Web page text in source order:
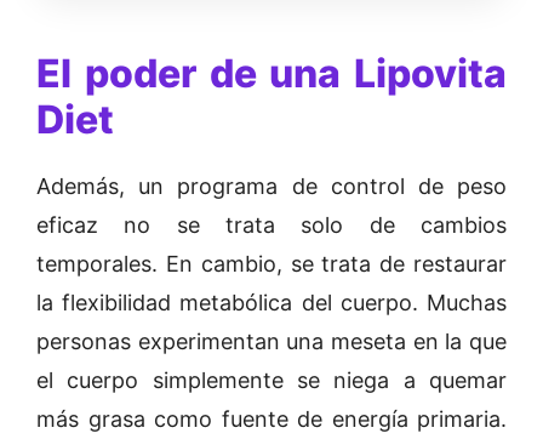
El poder de una Lipovita
Diet
Además, un programa de control de peso
eficaz no se trata solo de cambios
temporales. En cambio, se trata de restaurar
la flexibilidad metabólica del cuerpo. Muchas
personas experimentan una meseta en la que
el cuerpo simplemente se niega a quemar
más grasa como fuente de energía primaria.